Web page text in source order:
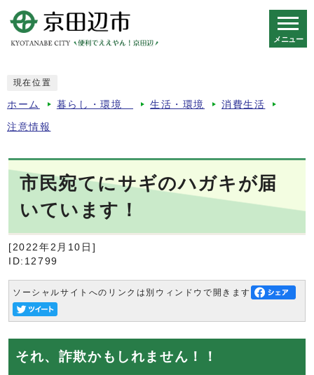
メニュー
現在位置
ホーム 暮らし・環境 生活・環境 消費生活
注意情報
市民宛てにサギのハガキが届
いています！
[2022年2月10日]
ID:12799
ソーシャルサイトへのリンクは別ウィンドウで開きます
それ、詐欺かもしれません！！